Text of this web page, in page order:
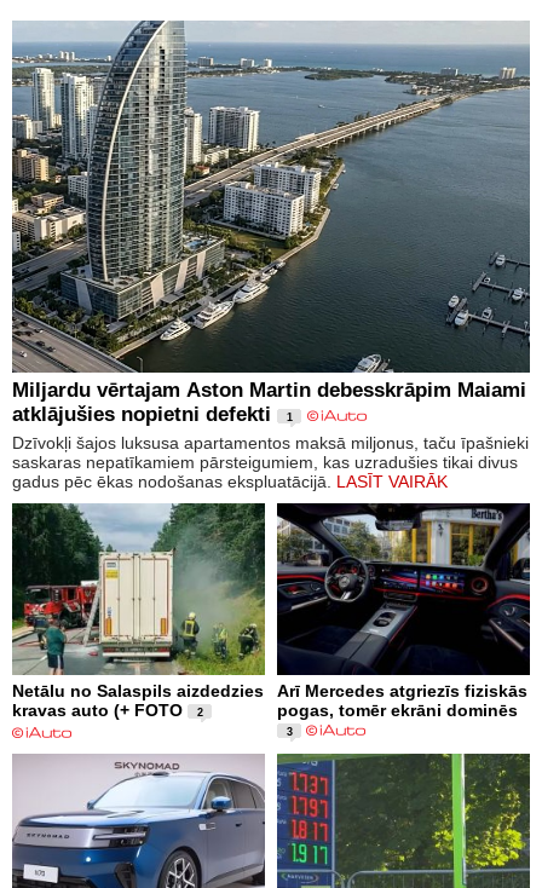
Miljardu vērtajam Aston Martin debesskrāpim Maiami
atklājušies nopietni defekti
1
Dzīvokļi šajos luksusa apartamentos maksā miljonus, taču īpašnieki
saskaras nepatīkamiem pārsteigumiem, kas uzradušies tikai divus
gadus pēc ēkas nodošanas ekspluatācijā. LASĪT VAIRĀK
Netālu no Salaspils aizdedzies
kravas auto (+ FOTO
2
Arī Mercedes atgriezīs fiziskās
pogas, tomēr ekrāni dominēs
3